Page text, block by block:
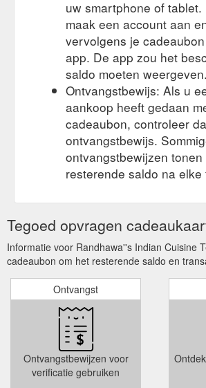
uw smartphone of
maak een account aan
vervolgens je
app. De app zou het
saldo moeten weergeven.
Ontvangstbewijs: Als u
aankoop heeft gedaan
cadeaubon, controleer
ontvangstbewijs.
ontvangstbewijzen tonen
resterende saldo na elke
Tegoed opvragen
Informatie voor Randhawa''s Indian Cuisine
cadeaubon om het resterende saldo en
Ontvangst
Ontvangstbewijzen voor
verificatie gebruiken